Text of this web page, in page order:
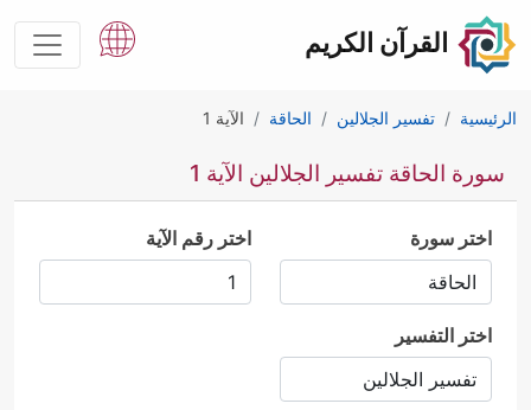
القرآن الكريم
الرئيسية تفسير الجلالين الحاقة الآية 1
سورة الحاقة تفسير الجلالين الآية 1
اختر سورة اختر رقم الآية
اختر التفسير